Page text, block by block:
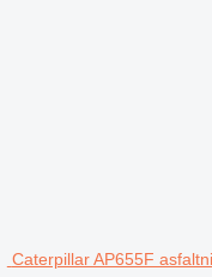
Caterpillar AP655F